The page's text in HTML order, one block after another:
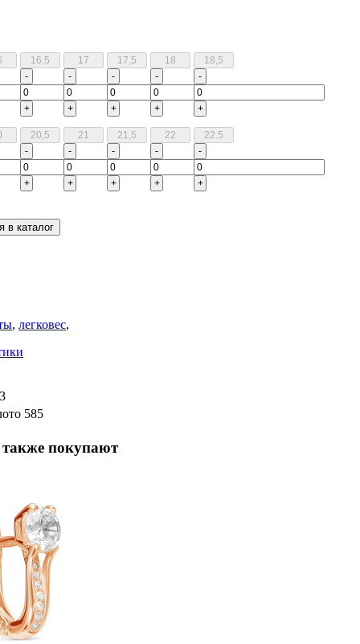
-
+
-
+
-
+
-
+
-
+
-
+
-
+
-
+
-
+
-
+
, легковес,
585
покупают